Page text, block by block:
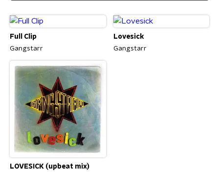
Full Clip
Gangstarr
Lovesick
Gangstarr
LOVESICK (upbeat mix)